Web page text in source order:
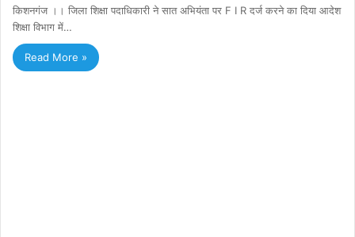
किशनगंज ।। जिला शिक्षा पदाधिकारी ने सात अभियंता पर F I R दर्ज करने का दिया आदेश
शिक्षा विभाग में…
Read More »